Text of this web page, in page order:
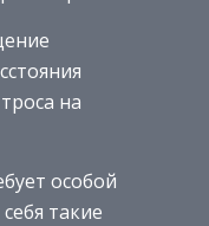
на
особой
такие